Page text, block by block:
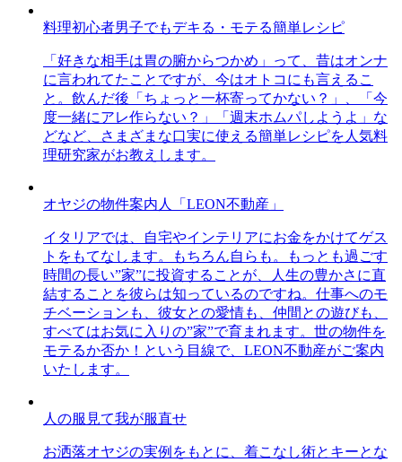
料理初心者男子でもデキる・モテる簡単レシピ
「好きな相手は胃の腑からつかめ」って、昔はオンナ
に言われてたことですが、今はオトコにも言えるこ
と。飲んだ後「ちょっと一杯寄ってかない？」、「今
度一緒にアレ作らない？」「週末ホムパしようよ」な
どなど、さまざまな口実に使える簡単レシピを人気料
理研究家がお教えします。
オヤジの物件案内人「LEON不動産」
イタリアでは、自宅やインテリアにお金をかけてゲス
トをもてなします。もちろん自らも。もっとも過ごす
時間の長い”家”に投資することが、人生の豊かさに直
結することを彼らは知っているのですね。仕事へのモ
チベーションも、彼女との愛情も、仲間との遊びも、
すべてはお気に入りの”家”で育まれます。世の物件を
モテるか否か！という目線で、LEON不動産がご案内
いたします。
人の服見て我が服直せ
お洒落オヤジの実例をもとに、着こなし術とキーとな